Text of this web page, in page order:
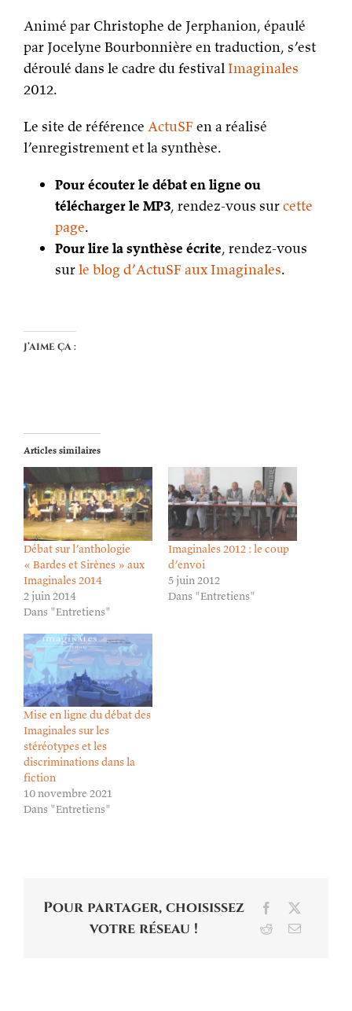
Animé par Christophe de Jerphanion, épaulé
par Jocelyne Bourbonnière en traduction, s’est
déroulé dans le cadre du festival Imaginales
2012.
Le site de référence ActuSF en a réalisé
l’enregistrement et la synthèse.
Pour écouter le débat en ligne ou
télécharger le MP3, rendez-vous surcette
page.
Pour lire la synthèse écrite, rendez-vous
surle blog d’ActuSF aux Imaginales.
J’aime ça :
Articles similaires
Débat sur l’anthologie
« Bardes et Sirènes » aux
Imaginales 2014
2 juin 2014
Dans "Entretiens"
Imaginales 2012 : le coup
d’envoi
5 juin 2012
Dans "Entretiens"
Mise en ligne du débat des
Imaginales sur les
stéréotypes et les
discriminations dans la
fiction
10 novembre 2021
Dans "Entretiens"
Pour partager, choisissez
votre réseau !
Facebook
RedditEmail